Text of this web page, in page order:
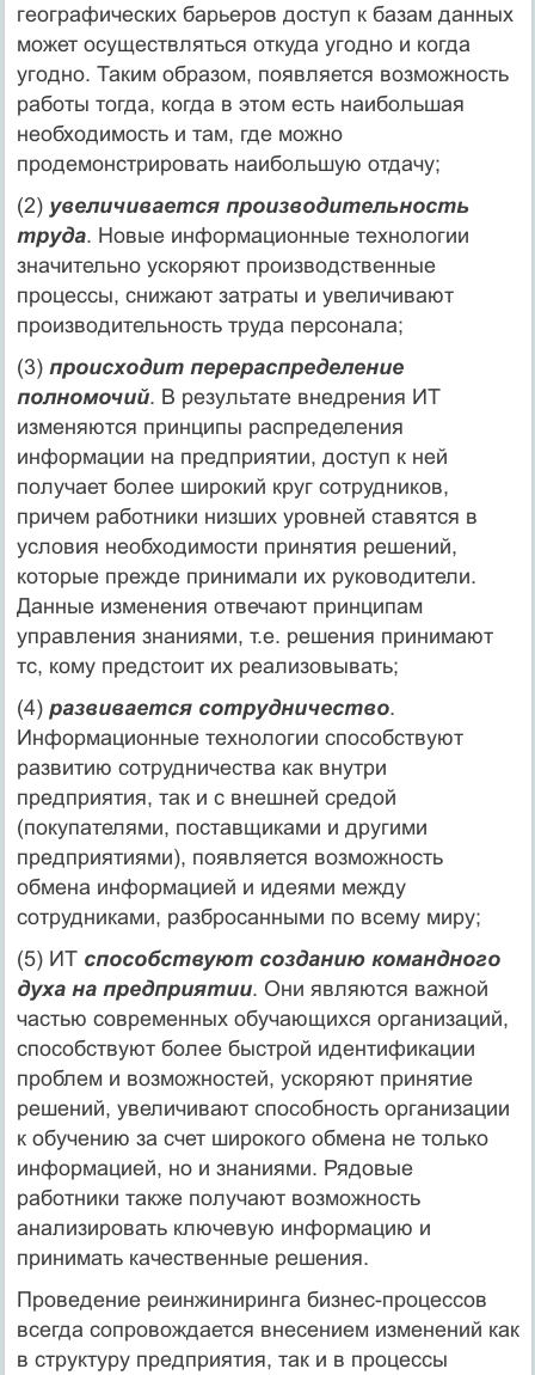
географических барьеров доступ к базам данных
может осуществляться откуда угодно и когда
угодно. Таким образом, появляется возможность
работы тогда, когда в этом есть наибольшая
необходимость и там, где можно
продемонстрировать наибольшую отдачу;
(2) увеличивается производительность
труда. Новые информационные технологии
значительно ускоряют производственные
процессы, снижают затраты и увеличивают
производительность труда персонала;
(3) происходит перераспределение
полномочий. В результате внедрения ИТ
изменяются принципы распределения
информации на предприятии, доступ к ней
получает более широкий круг сотрудников,
причем работники низших уровней ставятся в
условия необходимости принятия решений,
которые прежде принимали их руководители.
Данные изменения отвечают принципам
управления знаниями, т.е. решения принимают
тс, кому предстоит их реализовывать;
(4) развивается сотрудничество.
Информационные технологии способствуют
развитию сотрудничества как внутри
предприятия, так и с внешней средой
(покупателями, поставщиками и другими
предприятиями), появляется возможность
обмена информацией и идеями между
сотрудниками, разбросанными по всему миру;
(5) ИТ способствуют созданию командного
духа на предприятии. Они являются важной
частью современных обучающихся организаций,
способствуют более быстрой идентификации
проблем и возможностей, ускоряют принятие
решений, увеличивают способность организации
к обучению за счет широкого обмена не только
информацией, но и знаниями. Рядовые
работники также получают возможность
анализировать ключевую информацию и
принимать качественные решения.
Проведение реинжиниринга бизнес-процессов
всегда сопровождается внесением изменений как
в структуру предприятия, так и в процессы